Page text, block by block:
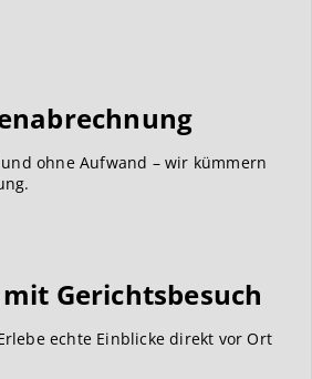
ohne Aufwand – wir kümmern
Gerichtsbesuch
echte Einblicke direkt vor Ort